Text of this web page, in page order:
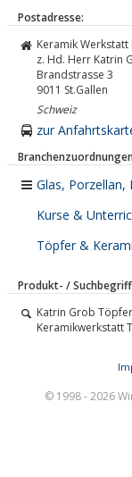
Postadresse:
Keramik
z. Hd. Herr Katrin
Brandstrasse 3
9011 St.Gallen
Schweiz
zur
Glas, Porzellan,
Kurse &
Töpfer &
Produkt- /
Katrin Grob
Keramikwerkstatt
© 1998 - 2026